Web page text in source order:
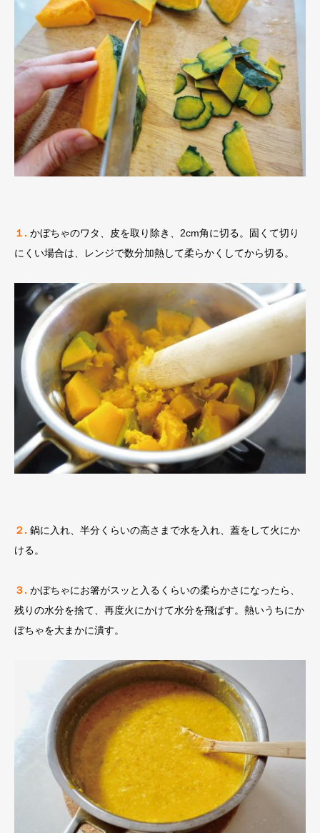
１. かぼちゃのワタ、皮を取り除き、2cm角に切る。固くて切り
にくい場合は、レンジで数分加熱して柔らかくしてから切る。
２. 鍋に入れ、半分くらいの高さまで水を入れ、蓋をして火にか
ける。
３. かぼちゃにお箸がスッと入るくらいの柔らかさになったら、
残りの水分を捨て、再度火にかけて水分を飛ばす。熱いうちにか
ぼちゃを大まかに潰す。